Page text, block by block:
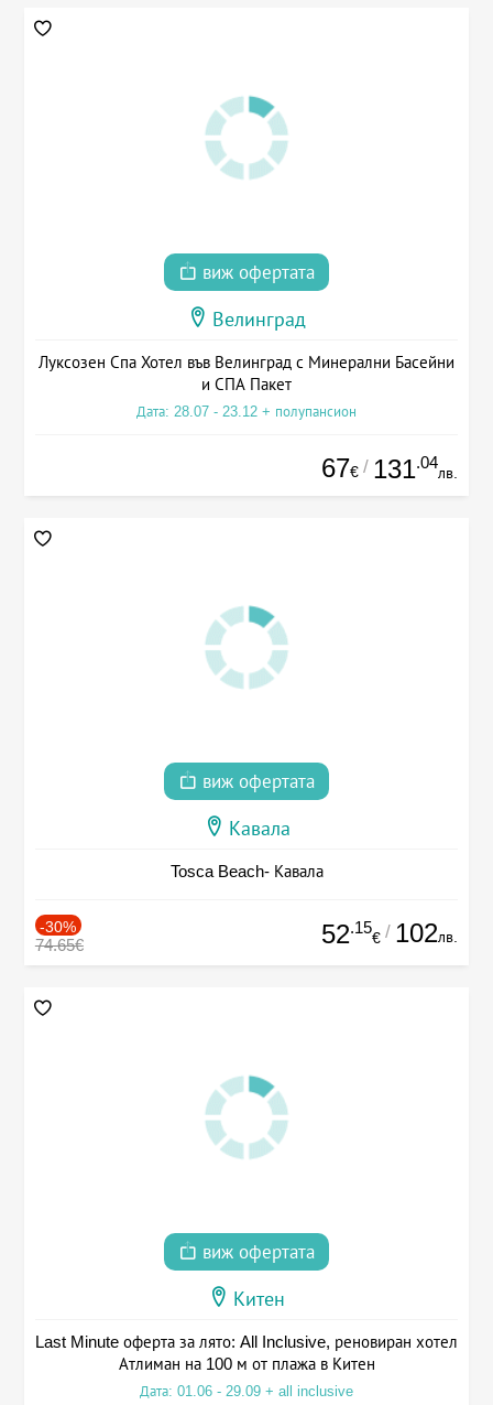
виж офертата
Велинград
Луксозен Спа Хотел във Велинград с Минерални Басейни
и СПА Пакет
Дата: 28.07 - 23.12 + полупансион
67€ / 131.04
лв.
виж офертата
Кавала
Tosca Beach- Кавала
-30%
74.65€ 52.15
€ / 102лв.
виж офертата
Китен
Last Minute оферта за лято: All Inclusive, реновиран хотел
Атлиман на 100 м от плажа в Китен
Дата: 01.06 - 29.09 + all inclusive